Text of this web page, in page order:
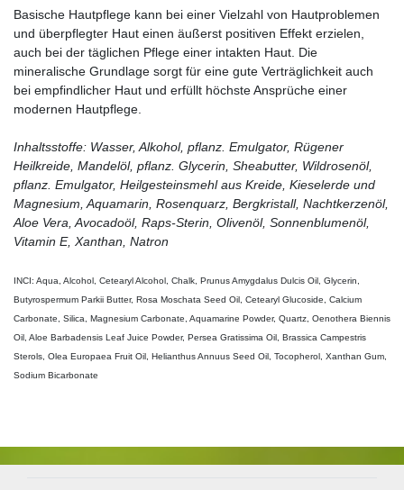
Basische Hautpflege kann bei einer Vielzahl von Hautproblemen
und überpflegter Haut einen äußerst positiven Effekt erzielen,
auch bei der täglichen Pflege einer intakten Haut. Die
mineralische Grundlage sorgt für eine gute Verträglichkeit auch
bei empfindlicher Haut und erfüllt höchste Ansprüche einer
modernen Hautpflege.
Inhaltsstoffe: Wasser, Alkohol, pflanz. Emulgator, Rügener
Heilkreide, Mandelöl, pflanz. Glycerin, Sheabutter, Wildrosenöl,
pflanz. Emulgator, Heilgesteinsmehl aus Kreide, Kieselerde und
Magnesium, Aquamarin, Rosenquarz, Bergkristall, Nachtkerzenöl,
Aloe Vera, Avocadoöl, Raps-Sterin, Olivenöl, Sonnenblumenöl,
Vitamin E, Xanthan, Natron
INCI: Aqua, Alcohol, Cetearyl Alcohol, Chalk, Prunus Amygdalus Dulcis Oil, Glycerin,
Butyrospermum Parkii Butter, Rosa Moschata Seed Oil, Cetearyl Glucoside, Calcium
Carbonate, Silica, Magnesium Carbonate, Aquamarine Powder, Quartz, Oenothera Biennis
Oil, Aloe Barbadensis Leaf Juice Powder, Persea Gratissima Oil, Brassica Campestris
Sterols, Olea Europaea Fruit Oil, Helianthus Annuus Seed Oil, Tocopherol, Xanthan Gum,
Sodium Bicarbonate